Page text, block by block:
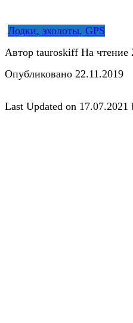
Лодки, эхолоты, GPS
Автор tauroskiff На чтение
Опубликовано 22.11.2019
Last Updated on 17.07.2021